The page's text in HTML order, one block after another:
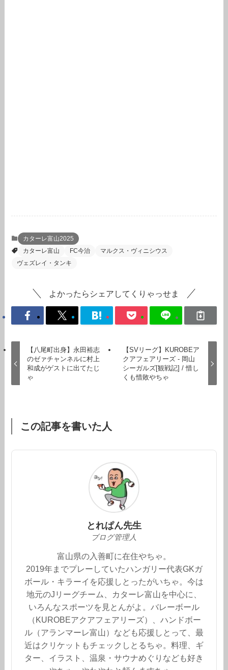
カターレ富山2025
カターレ富山
FC今治
マルクス・ヴィニシウス
ヴェズレイ・タンキ
よかったらシェアしてくりゃっせま
【八尾町出身】永田裕志
のゼァチャンネルに村上
和成がゲストに出てたじ
ゃ
【SVリーグ】KUROBEア
クアフェアリーズ - 岡山
シーガルズ[観戦記] / 惜し
くも惜敗やちゃ
この記事を書いた人
とれぱん先生
ブログ管理人
富山県の入善町に在住やちゃ。
2019年までプレーしていたハンガリー代表GKガ
ボール・キラーイを応援しとったがいちゃ。今は
地元のJリーグチーム、カターレ富山を中心に、
いろんなスポーツを見とんがよ。バレーボール
（KUROBEアクアフェアリーズ）、ハンドボー
ル（アランマーレ富山）なども応援しとって、最
近はクリケットもチェックしとるちゃ。料理、ギ
ター、イラスト、温泉・サウナめぐりなども好き